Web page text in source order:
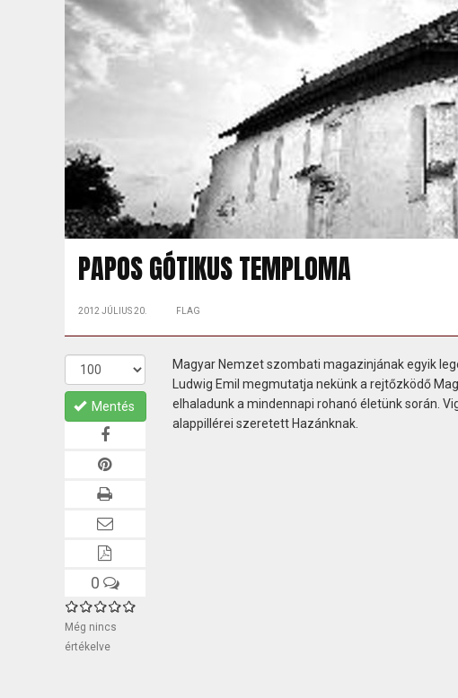
PAPOS GÓTIKUS TEMPLOMA
2012 JÚLIUS 20. FLAG
Mentés
0
Még nincs
értékelve
Magyar Nemzet szombati magazinjának egyik
Ludwig Emil megmutatja nekünk a rejtőzködő
elhaladunk a mindennapi rohanó életünk során.
alappillérei szeretett Hazánknak.